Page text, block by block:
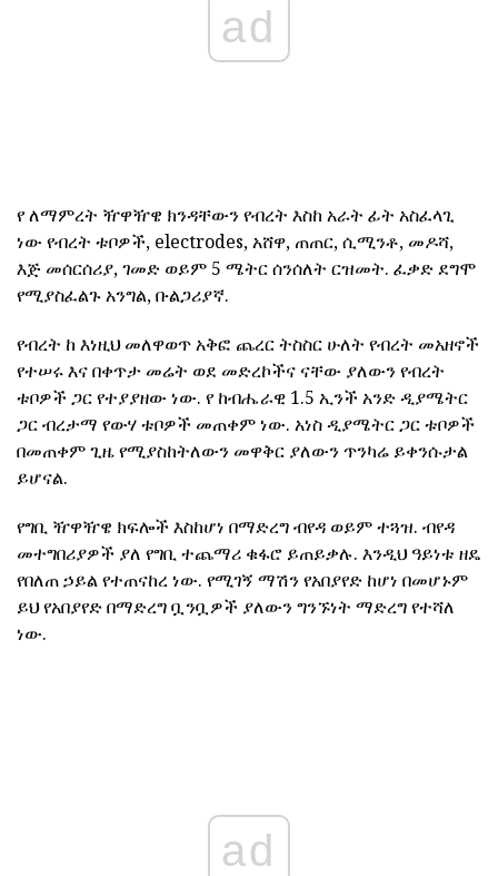
ad
የ ለማምረት ዥዋዥዌ ክንዳቸውን የብረት እስከ አራት ፊት አስፈላጊ
ነው የብረት ቱቦዎች, electrodes, አሸዋ, ጠጠር, ሲሚንቶ, መዶሻ,
እጅ መሰርሰሪያ, ገመድ ወይም 5 ሜትር ሰንሰለት ርዝመት. ፈቃድ ደግሞ
የሚያስፈልጉ አንግል, ቡልጋሪያኛ.
የብረት ከ እነዚህ መለዋወጥ አቅፎ ጨረር ትስስር ሁለት የብረት መአዘኖች
የተሠሩ እና በቀጥታ መሬት ወደ መድረኮችና ናቸው ያለውን የብረት
ቱቦዎች ጋር የተያያዘው ነው. የ ከብሔራዊ 1.5 ኢንች አንድ ዲያሜትር
ጋር ብረታማ የውሃ ቱቦዎች መጠቀም ነው. አነስ ዲያሜትር ጋር ቱቦዎች
በመጠቀም ጊዜ የሚያስከትለውን መዋቅር ያለውን ጥንካሬ ይቀንሱታል
ይሆናል.
የግቢ ዥዋዥዌ ክፍሎች እስከሆነ በማድረግ ብየዳ ወይም ተጓዝ. ብየዳ
መተግበሪያዎች ያለ የግቢ ተጨማሪ ቁፋሮ ይጠይቃሉ. እንዲህ ዓይነቱ ዘዴ
የበለጠ ኃይል የተጠናከረ ነው. የሚገኝ ማሽን የአበያየድ ከሆነ በመሆኑም
ይህ የአበያየድ በማድረግ ቧንቧዎች ያለውን ግንኙነት ማድረግ የተሻለ
ነው.
ad